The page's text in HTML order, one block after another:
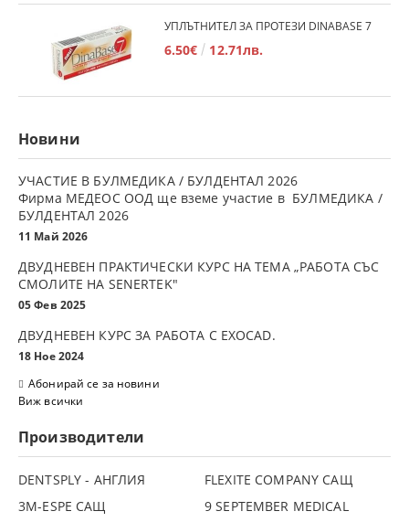
УПЛЪТНИТЕЛ ЗА ПРОТЕЗИ DINABASE 7
6.50€ 12.71лв.
Новини
УЧАСТИЕ В БУЛМЕДИКА / БУЛДЕНТАЛ 2026
Фирма МЕДЕОС ООД ще вземе участие в БУЛМЕДИКА /
БУЛДЕНТАЛ 2026
11 Май 2026
ДВУДНЕВЕН ПРАКТИЧЕСКИ КУРС НА ТЕМА „РАБОТА СЪС
СМОЛИТЕ НА SENERTEK"
05 Фев 2025
ДВУДНЕВЕН КУРС ЗА РАБОТА С ЕXOCAD.
18 Ное 2024
Абонирай се за новини
Виж всички
Производители
DENTSPLY - АНГЛИЯ
FLEXITE COMPANY САЩ
3М-ESPE САЩ
9 SEPTEMBER MEDICAL